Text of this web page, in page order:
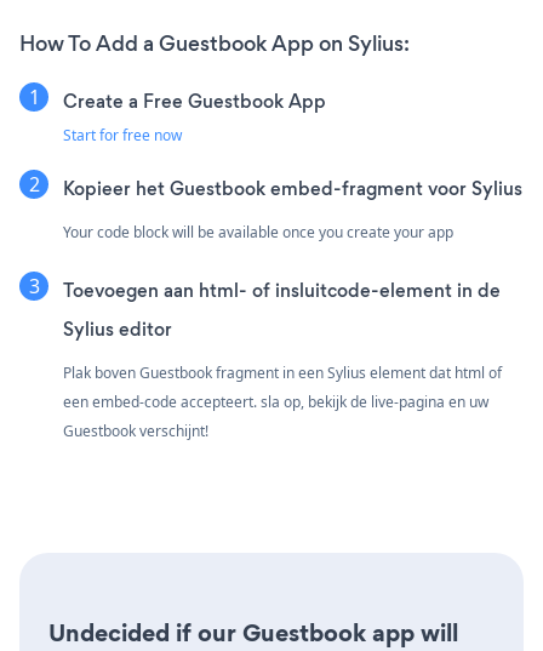
How To Add a Guestbook App on Sylius:
Create a Free Guestbook App
Start for free now
Kopieer het Guestbook embed-fragment voor Sylius
Your code block will be available once you create your app
Toevoegen aan html- of insluitcode-element in de
Sylius editor
Plak boven Guestbook fragment in een Sylius element dat html of
een embed-code accepteert. sla op, bekijk de live-pagina en uw
Guestbook verschijnt!
Undecided if our Guestbook app will